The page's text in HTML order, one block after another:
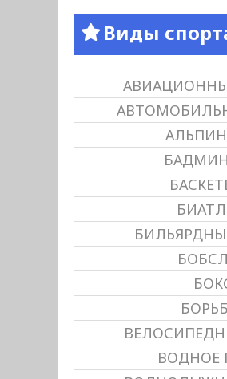
Виды
ВОДНОЕ